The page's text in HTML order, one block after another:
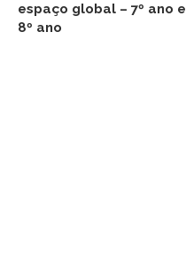
espaço global – 7º ano e
8º ano